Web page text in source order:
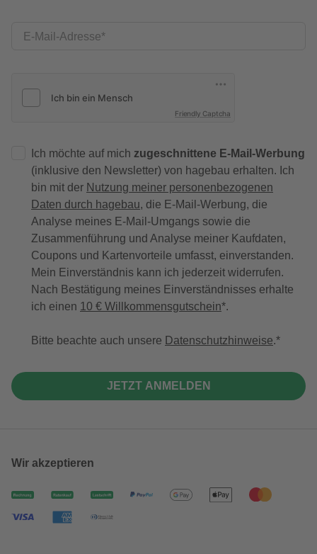
E-Mail-Adresse
Friendly Captcha
Ich möchte auf mich zugeschnittene E-Mail-Werbung
(inklusive den Newsletter) von hagebau erhalten. Ich
bin mit der Nutzung meiner personenbezogenen
Daten durch hagebau, die E-Mail-Werbung, die
Analyse meines E-Mail-Umgangs sowie die
Zusammenführung und Analyse meiner Kaufdaten,
Coupons und Kartenvorteile umfasst, einverstanden.
Mein Einverständnis kann ich jederzeit widerrufen.
Nach Bestätigung meines Einverständnisses erhalte
ich einen 10 € Willkommensgutschein*.
Bitte beachte auch unsere Datenschutzhinweise.
JETZT ANMELDEN
Wir akzeptieren